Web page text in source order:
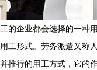
的企业都会选择的一种
工形式。劳务派遣又称
推行的用工方式，它